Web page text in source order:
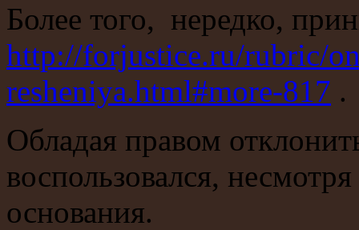
Более того, нередко,
http://forjustice.ru/rubric/
resheniya.html#more-817 .
Обладая правом
воспользовался,
основания.